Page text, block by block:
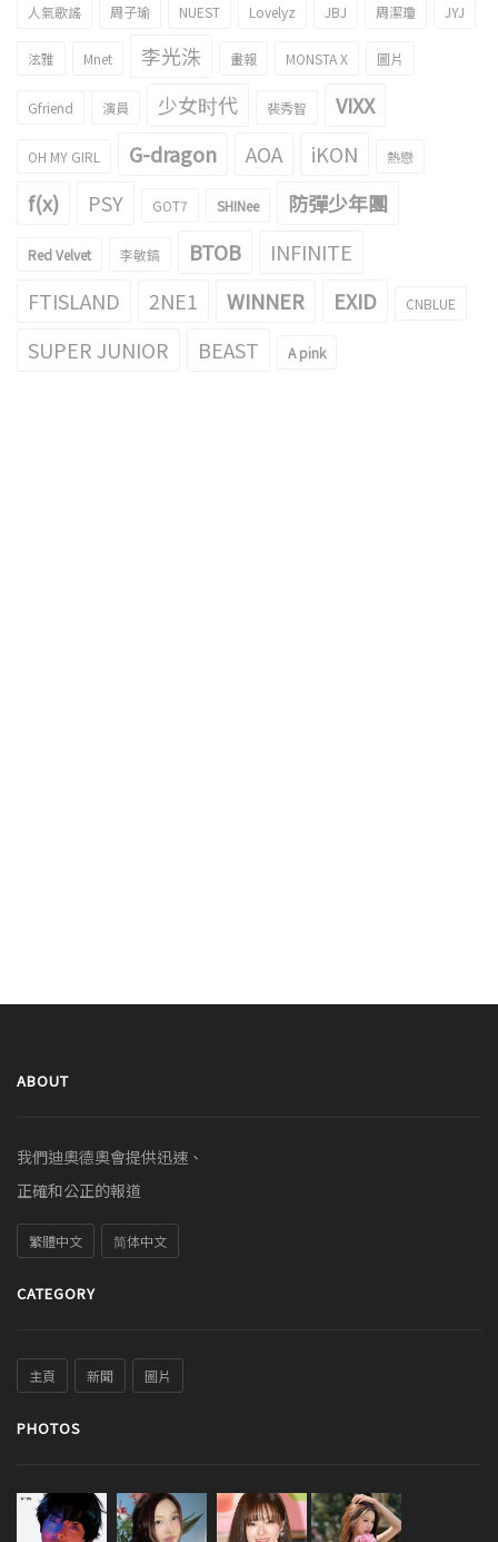
人氣歌謠 周子瑜 NUEST Lovelyz JBJ 周潔瓊 JYJ
泫雅 Mnet 李光洙 畫報 MONSTA X 圖片
Gfriend 演員 少女时代 裴秀智 VIXX
OH MY GIRL G-dragon AOA iKON 熱戀
f(x) PSY GOT7 SHINee 防彈少年團
Red Velvet 李敏鎬 BTOB
INFINITE
FTISLAND
2NE1 WINNER EXID CNBLUE
SUPER JUNIOR BEAST A pink
ABOUT
我們迪奧德奧會提供迅速、
正確和公正的報道
繁體中文 简体中文
CATEGORY
主頁 新聞 圖片
PHOTOS